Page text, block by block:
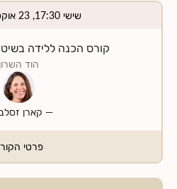
שישי 17:30, 23 אוקטובר 2026
קורס הכנה ללידה
הוד השרון
— קארן
פרטי